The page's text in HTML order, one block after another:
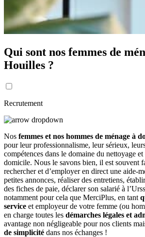
Qui sont nos femmes de
Houilles ?
Recrutement
Nos femmes et nos hommes de ménage à
pour leur professionnalisme, leur sérieux,
compétences dans le domaine du nettoyage et
domicile. Nous le savons bien, il est souvent
rechercher et d’employer en direct une aide-
petites annonces, réaliser des entretiens,
des fiches de paie, déclarer son salarié à
notamment pour cela que MerciPlus, en tant
service et employeur de votre femme (ou
en charge toutes les démarches légales et
avantage non négligeable pour nos clients
de simplicité dans nos échanges !